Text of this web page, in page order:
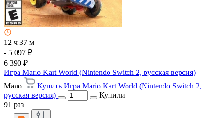
12 ч 37 м
- 5 097 ₽
6 390 ₽
Игра Mario Kart World (Nintendo Switch 2, русская версия)
Мало
Купить Игра Mario Kart World (Nintendo Switch 2,
русская версия)
Купили
91 раз